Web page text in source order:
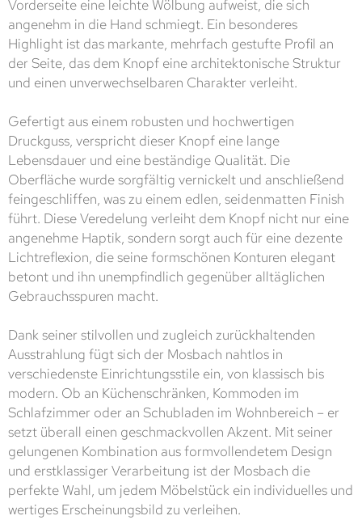
Vorderseite eine leichte Wölbung aufweist, die sich
angenehm in die Hand schmiegt. Ein besonderes
Highlight ist das markante, mehrfach gestufte Profil an
der Seite, das dem Knopf eine architektonische Struktur
und einen unverwechselbaren Charakter verleiht.
Gefertigt aus einem robusten und hochwertigen
Druckguss, verspricht dieser Knopf eine lange
Lebensdauer und eine beständige Qualität. Die
Oberfläche wurde sorgfältig vernickelt und anschließend
feingeschliffen, was zu einem edlen, seidenmatten Finish
führt. Diese Veredelung verleiht dem Knopf nicht nur eine
angenehme Haptik, sondern sorgt auch für eine dezente
Lichtreflexion, die seine formschönen Konturen elegant
betont und ihn unempfindlich gegenüber alltäglichen
Gebrauchsspuren macht.
Dank seiner stilvollen und zugleich zurückhaltenden
Ausstrahlung fügt sich der Mosbach nahtlos in
verschiedenste Einrichtungsstile ein, von klassisch bis
modern. Ob an Küchenschränken, Kommoden im
Schlafzimmer oder an Schubladen im Wohnbereich – er
setzt überall einen geschmackvollen Akzent. Mit seiner
gelungenen Kombination aus formvollendetem Design
und erstklassiger Verarbeitung ist der Mosbach die
perfekte Wahl, um jedem Möbelstück ein individuelles und
wertiges Erscheinungsbild zu verleihen.